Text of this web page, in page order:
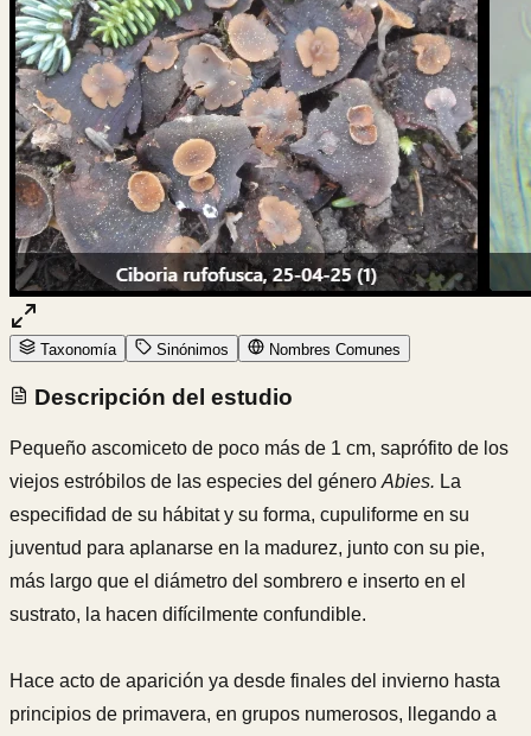
Taxonomía Sinónimos Nombres Comunes
Descripción del estudio
Pequeño ascomiceto de poco más de 1 cm, saprófito de los
viejos estróbilos de las especies del género Abies. La
especifidad de su hábitat y su forma, cupuliforme en su
juventud para aplanarse en la madurez, junto con su pie,
más largo que el diámetro del sombrero e inserto en el
sustrato, la hacen difícilmente confundible.
Hace acto de aparición ya desde finales del invierno hasta
principios de primavera, en grupos numerosos, llegando a